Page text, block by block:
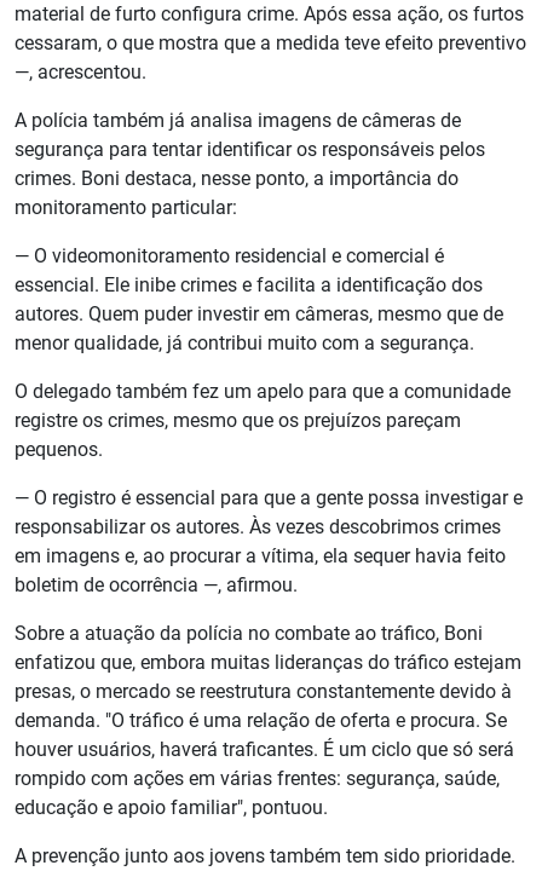
material de furto configura crime. Após essa ação, os furtos
cessaram, o que mostra que a medida teve efeito preventivo
—, acrescentou.
A polícia também já analisa imagens de câmeras de
segurança para tentar identificar os responsáveis pelos
crimes. Boni destaca, nesse ponto, a importância do
monitoramento particular:
— O videomonitoramento residencial e comercial é
essencial. Ele inibe crimes e facilita a identificação dos
autores. Quem puder investir em câmeras, mesmo que de
menor qualidade, já contribui muito com a segurança.
O delegado também fez um apelo para que a comunidade
registre os crimes, mesmo que os prejuízos pareçam
pequenos.
— O registro é essencial para que a gente possa investigar e
responsabilizar os autores. Às vezes descobrimos crimes
em imagens e, ao procurar a vítima, ela sequer havia feito
boletim de ocorrência —, afirmou.
Sobre a atuação da polícia no combate ao tráfico, Boni
enfatizou que, embora muitas lideranças do tráfico estejam
presas, o mercado se reestrutura constantemente devido à
demanda. "O tráfico é uma relação de oferta e procura. Se
houver usuários, haverá traficantes. É um ciclo que só será
rompido com ações em várias frentes: segurança, saúde,
educação e apoio familiar", pontuou.
A prevenção junto aos jovens também tem sido prioridade.